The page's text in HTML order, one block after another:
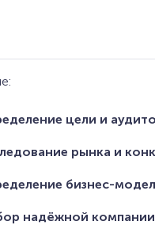
цели и
рынка и
бизнес-
надёжной